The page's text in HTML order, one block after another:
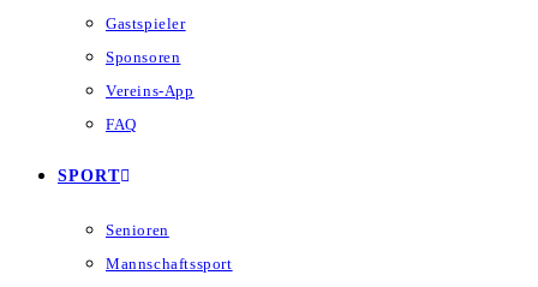
Gastspieler
Sponsoren
Vereins-App
FAQ
SPORT
Senioren
Mannschaftssport